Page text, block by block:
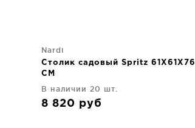
Nardi
Столик садовый Spritz 61X61X76
CM
В наличии 20 шт.
8 820 руб